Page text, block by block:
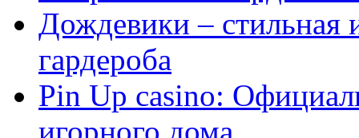
Дождевики – стильная
гардероба
Pin Up casino:
игорного дома